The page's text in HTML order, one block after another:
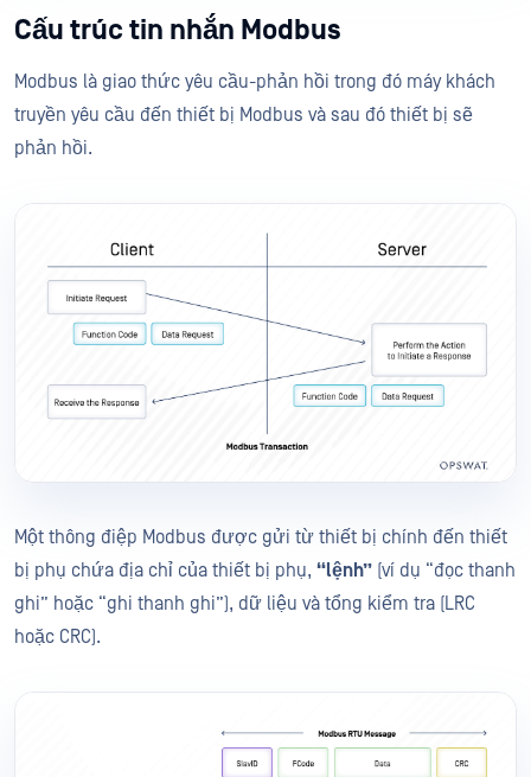
Cấu trúc tin nhắn Modbus
Modbus là giao thức yêu cầu-phản hồi trong đó máy khách
truyền yêu cầu đến thiết bị Modbus và sau đó thiết bị sẽ
phản hồi.
Một thông điệp Modbus được gửi từ thiết bị chính đến thiết
bị phụ chứa địa chỉ của thiết bị phụ, “lệnh” (ví dụ “đọc thanh
ghi” hoặc “ghi thanh ghi”), dữ liệu và tổng kiểm tra (LRC
hoặc CRC).